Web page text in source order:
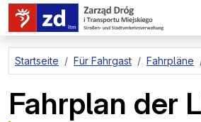
zum Hauptinhalt springen
Startseite Für Fahrgast Fahrpläne
Fahrplan der